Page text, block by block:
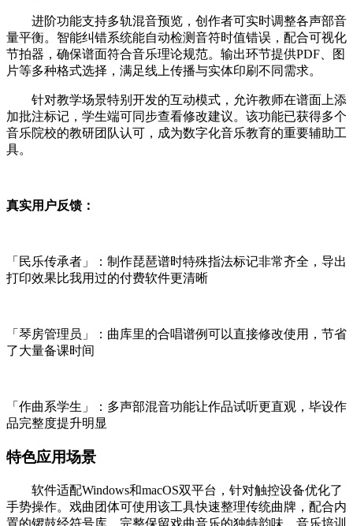
进阶功能支持多轨混音预览，创作者可实时调整各声部音
量平衡。智能纠错系统能自动检测音符时值错误，配合可视化
节拍器，确保谱面符合音乐理论规范。输出环节提供PDF、图
片等多种格式选择，满足线上传播与实体印刷不同需求。
针对教学场景特别开发的互动模式，允许教师在谱面上添
加批注标记，学生端可同步查看修改建议。该功能已获得多个
音乐院校的教研团队认可，成为数字化音乐教育的重要辅助工
具。
真实用户反馈：
「民乐传承者」：制作琵琶谱时特殊指法标记非常齐全，导出
打印效果比我用过的付费软件更清晰
「琴房管理员」：曲库里的合唱谱例可以直接修改使用，节省
了大量备课时间
「作曲系学生」：多声部混音功能让作品试听更直观，毕设作
品完整度提升明显
特色应用场景
软件适配Windows和macOS双平台，针对触控设备优化了
手势操作。戏曲团体可使用该工具快速整理传统曲牌，配合内
置的锣鼓经符号库，完整保留戏曲音乐的独特韵味。音乐培训